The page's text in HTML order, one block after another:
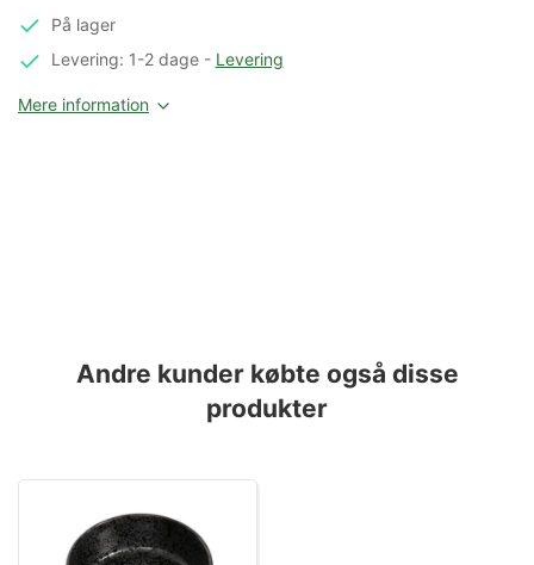
På lager
Levering: 1-2 dage- Levering
Mere information
Andre kunder købte også disse
produkter